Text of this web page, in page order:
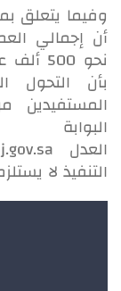
وفيما يتعلق
أن إجمالي
نحو
بأن التحول
المستفيدين
البوابة
العدل
التنفيذ لا